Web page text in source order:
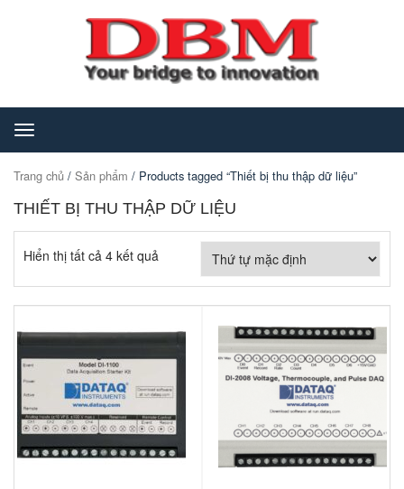
Toggle
navigation
Trang chủ / Sản phẩm / Products tagged “Thiết bị thu thập dữ liệu”
THIẾT BỊ THU THẬP DỮ LIỆU
Hiển thị tất cả 4 kết quả